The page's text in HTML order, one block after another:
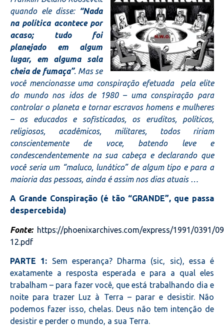
quando ele disse: “Nada
na política acontece por
acaso; tudo foi
planejado em algum
lugar, em alguma sala
cheia de fumaça”. Mas se
você mencionasse uma conspiraçãoefetuada pela elite
do mundonos idos de 1980– uma conspiração para
controlar o planeta e tornar escravos homens e mulheres
– os educados e sofisticados, os eruditos, políticos,
religiosos, acadêmicos, militares, todos ririam
conscientemente de voce, batendo leve e
condescendentemente na sua cabeça e declarando que
você seria um “maluco, lunático” de algum tipo e para a
maioria das pessoas, ainda é assim nos dias atuais …
A Grande Conspiração (é tão “GRANDE”, que passa
despercebida)
Fonte: https://phoenixarchives.com/express/1991/0391/
12.pdf
PARTE 1: Sem esperança? Dharma (sic, sic), essa é
exatamente a resposta esperada e para a qual eles
trabalham – para fazer você, que está trabalhando dia e
noite para trazer Luz à Terra – parar e desistir. Não
podemos fazer isso, chelas. Deus não tem intenção de
desistir e perder o mundo, a sua Terra.